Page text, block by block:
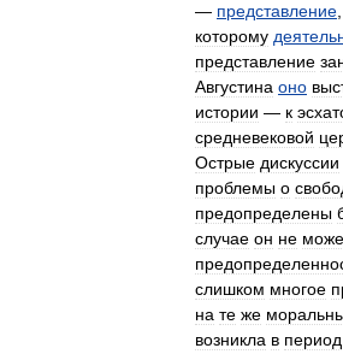
— представление
которому
представление
Августина оно
истории — к
средневековой
Острые дискуссии
проблемы о
предопределены
случае он не
слишком многое
на те же
возникла в период